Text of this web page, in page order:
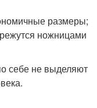
размеры;
ножницами
себе не выделяют